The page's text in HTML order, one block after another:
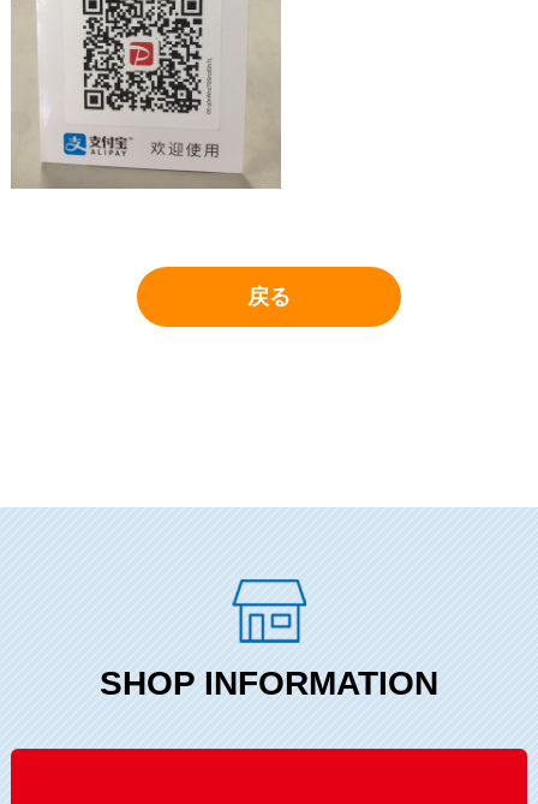
戻る
SHOP INFORMATION